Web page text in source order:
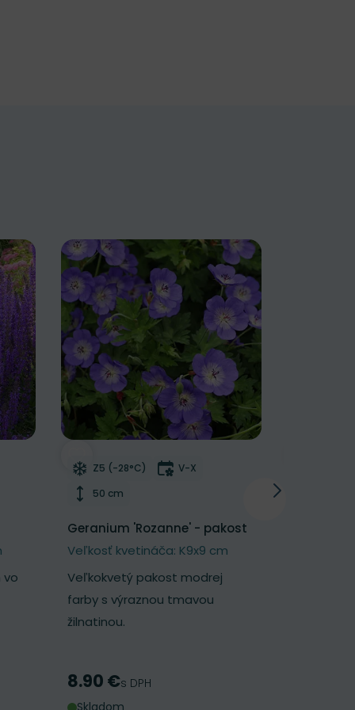
vo
Odober do zoznamu želaní
Mrazuvzdornosť
Z5 (-28°C) Doba kvitnutia
V-X
Výška rastliny
50 cm
Geranium 'Rozanne' - pakost
Veľkosť kvetináča: K9x9 cm
Veľkokvetý pakost modrej
farby s výraznou tmavou
žilnatinou.
Cena
8.90 €s DPH
Skladom